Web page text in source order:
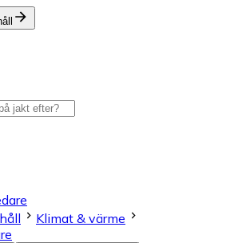
Klimat & värme